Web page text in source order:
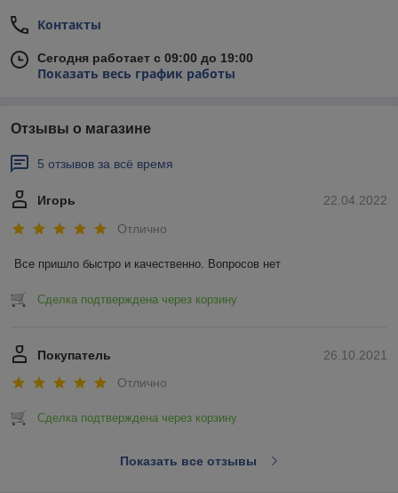
Контакты
Сегодня работает с 09:00 до 19:00
Показать весь график работы
Отзывы о магазине
5 отзывов за всё время
22.04.2022
Игорь
Отлично
Все пришло быстро и качественно. Вопросов нет
Сделка подтверждена через корзину
26.10.2021
Покупатель
Отлично
Сделка подтверждена через корзину
Показать все отзывы